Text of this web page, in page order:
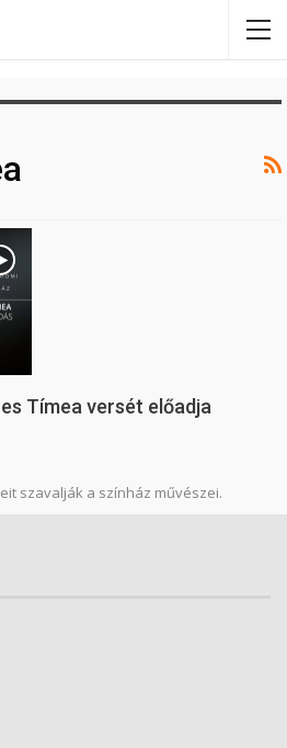
Tímea versét előadja
szavalják a színház művészei.